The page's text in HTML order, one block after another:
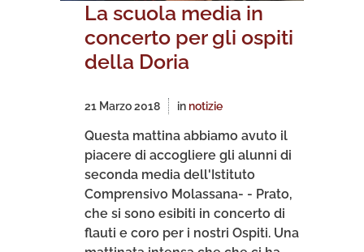
La scuola media in
concerto per gli ospiti
della Doria
21 Marzo 2018 in notizie
Questa mattina abbiamo avuto il
piacere di accogliere gli alunni di
seconda media dell'Istituto
Comprensivo Molassana- - Prato,
che si sono esibiti in concerto di
flauti e coro per i nostri Ospiti. Una